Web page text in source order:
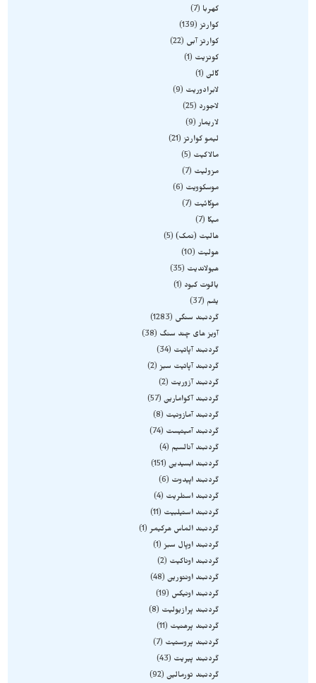
کهربا
7
کوارتز 139
کوارتز آبی
22
کونزیت
1
گالن 1
لابرادوریت
9
لاجورد
25
لاریمار 9
لیمو کوارتز 21
مالاکیت
5
مزولیت
7
موسکوویت
6
موکائیت
7
میکا
7
هالیت (نمک) 5
هولیت
10
هیولاندیت
35
یاقوت کبود
1
یشم
37
گردنبند سنگی
1283
آویز های چند سنگ
38
گردنبند آپاتیت
34
گردنبند آپاتیت سبز 2
گردنبند آزوریت
2
گردنبند آکوامارین 57
گردنبند آمازونیت
8
گردنبند آمیتیست
74
گردنبند آنالسیم
4
گردنبند ابسیدین 151
گردنبند اپیدوت
6
گردنبند استلریت
4
گردنبند استیلبیت
11
گردنبند الماس هرکیمر 1
گردنبند اوپال سبز 1
گردنبند اوناکیت
2
گردنبند اونتورین 48
گردنبند اونیکس
19
گردنبند پرازیولیت
8
گردنبند پرهنیت
11
گردنبند پروستیت
7
گردنبند پیریت
43
گردنبند تورمالین 92